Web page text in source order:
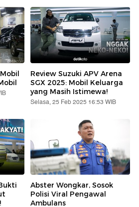
Review Suzuki APV Arena
SGX 2025: Mobil Keluarga
yang Masih Istimewa!
Selasa, 25 Feb 2025 16:53 WIB
Abster Wongkar, Sosok
Polisi Viral Pengawal
Ambulans